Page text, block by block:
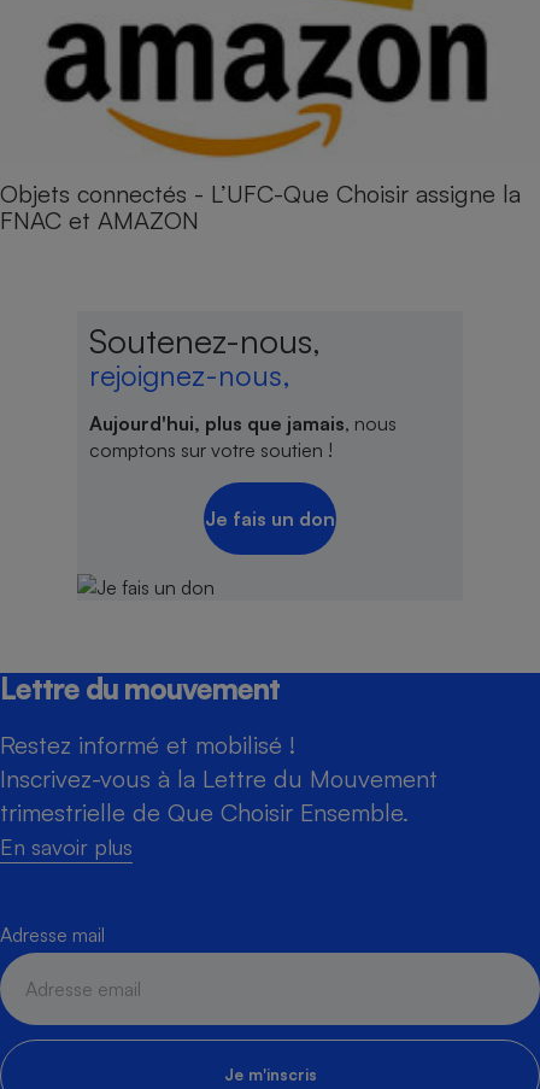
Objets connectés - L’UFC-Que Choisir assigne la
FNAC et AMAZON
Soutenez-nous,
rejoignez-nous,
Aujourd'hui, plus que jamais, nous
comptons sur votre soutien !
Je fais un don
Lettre du mouvement
Restez informé et mobilisé !
Inscrivez-vous à la Lettre du Mouvement
trimestrielle de Que Choisir Ensemble.
En savoir plus
Adresse mail
Je m'inscris